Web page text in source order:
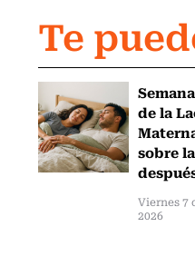
Te
de la
sobre
Viernes 7
2026